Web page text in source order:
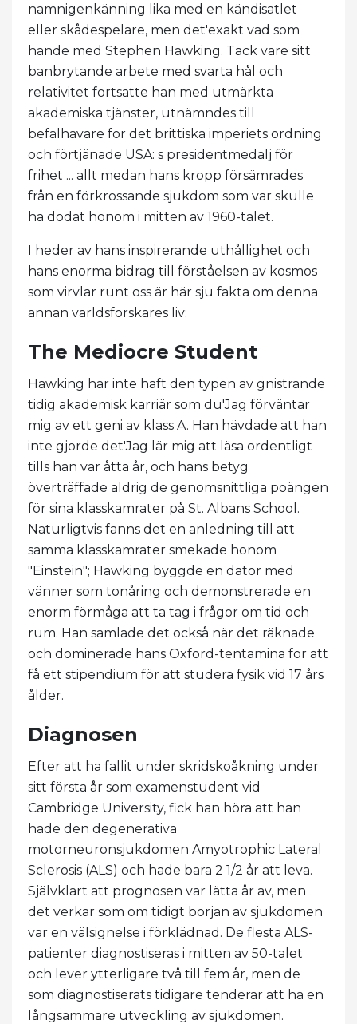
namnigenkänning lika med en kändisatlet
eller skådespelare, men det'exakt vad som
hände med Stephen Hawking. Tack vare sitt
banbrytande arbete med svarta hål och
relativitet fortsatte han med utmärkta
akademiska tjänster, utnämndes till
befälhavare för det brittiska imperiets ordning
och förtjänade USA: s presidentmedalj för
frihet ... allt medan hans kropp försämrades
från en förkrossande sjukdom som var skulle
ha dödat honom i mitten av 1960-talet.
I heder av hans inspirerande uthållighet och
hans enorma bidrag till förståelsen av kosmos
som virvlar runt oss är här sju fakta om denna
annan världsforskares liv:
The Mediocre Student
Hawking har inte haft den typen av gnistrande
tidig akademisk karriär som du'Jag förväntar
mig av ett geni av klass A. Han hävdade att han
inte gjorde det'Jag lär mig att läsa ordentligt
tills han var åtta år, och hans betyg
överträffade aldrig de genomsnittliga poängen
för sina klasskamrater på St. Albans School.
Naturligtvis fanns det en anledning till att
samma klasskamrater smekade honom
"Einstein"; Hawking byggde en dator med
vänner som tonåring och demonstrerade en
enorm förmåga att ta tag i frågor om tid och
rum. Han samlade det också när det räknade
och dominerade hans Oxford-tentamina för att
få ett stipendium för att studera fysik vid 17 års
ålder.
Diagnosen
Efter att ha fallit under skridskoåkning under
sitt första år som examenstudent vid
Cambridge University, fick han höra att han
hade den degenerativa
motorneuronsjukdomen Amyotrophic Lateral
Sclerosis (ALS) och hade bara 2 1/2 år att leva.
Självklart att prognosen var lätta år av, men
det verkar som om tidigt början av sjukdomen
var en välsignelse i förklädnad. De flesta ALS-
patienter diagnostiseras i mitten av 50-talet
och lever ytterligare två till fem år, men de
som diagnostiserats tidigare tenderar att ha en
långsammare utveckling av sjukdomen.